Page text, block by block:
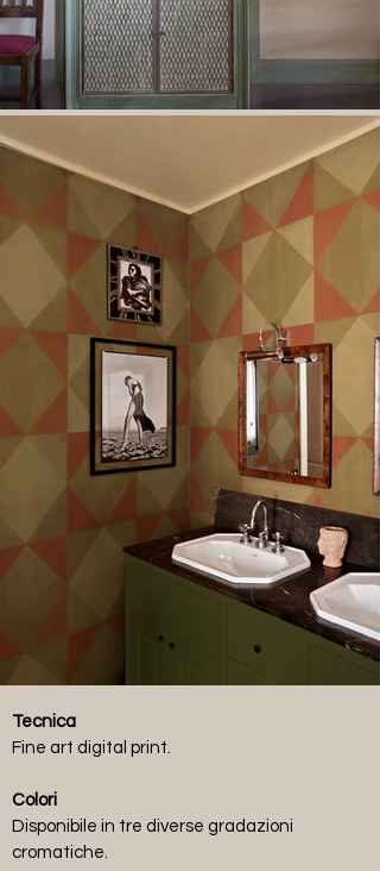
Tecnica
Fine art digital print.
Colori
Disponibile in tre diverse gradazioni
cromatiche.